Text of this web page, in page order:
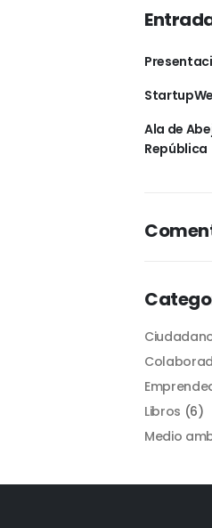
Ala de
República
Libros (6)
Medio